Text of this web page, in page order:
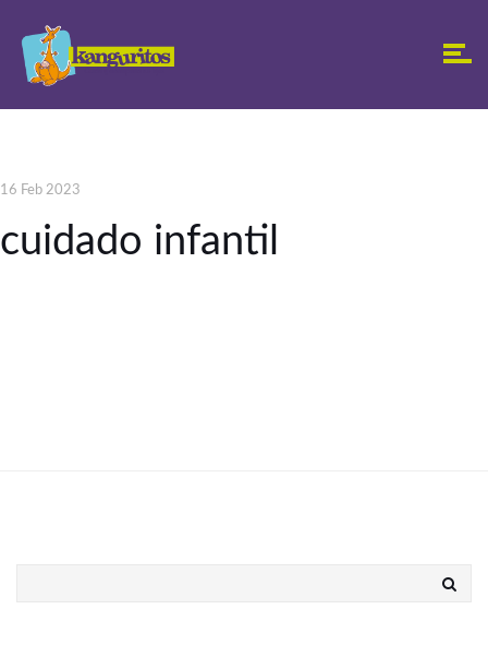
16 Feb 2023
cuidado infantil